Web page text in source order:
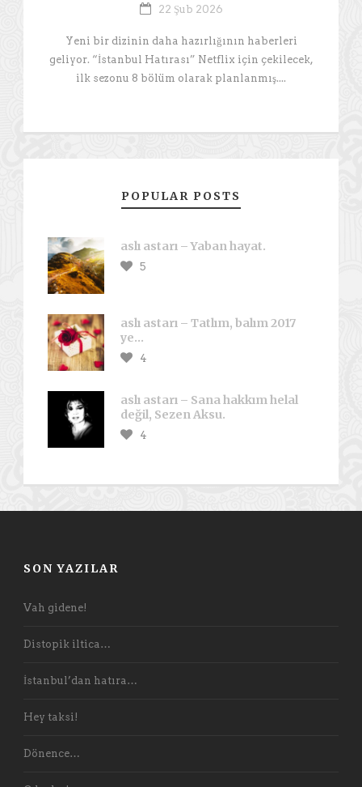
22 Şub 2026
Yeni bir dizinin daha hazırlığının haberleri
geliyor. “İstanbul Hatırası” Netflix için çekilecek,
ilk sezonu 8 bölüm olarak planlanmış....
POPULAR POSTS
aslı astarı – Yaban hayat.
5
aslı astarı – Tatlım, balım 2017
ye…
4
aslı astarı – Sana hakkım helal
değil, Sezen Aksu.
4
SON YAZILAR
Vah gidene!
Distopik iltica…
İstanbul’dan hatıra…
Hey taksi!
Dönence…